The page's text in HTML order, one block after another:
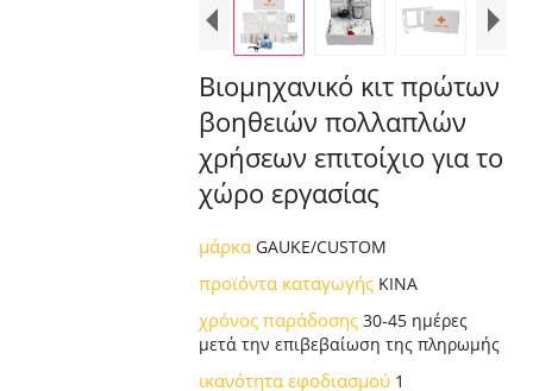
Βιομηχανικό κιτ πρώτων
βοηθειών πολλαπλών
χρήσεων επιτοίχιο για το
χώρο εργασίας
μάρκα GAUKE/CUSTOM
προϊόντα καταγωγής ΚΙΝΑ
χρόνος παράδοσης 30-45 ημέρες
μετά την επιβεβαίωση της πληρωμής
ικανότητα εφοδιασμού 1